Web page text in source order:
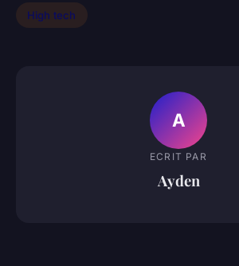
High tech
A
ECRIT PAR
Ayden